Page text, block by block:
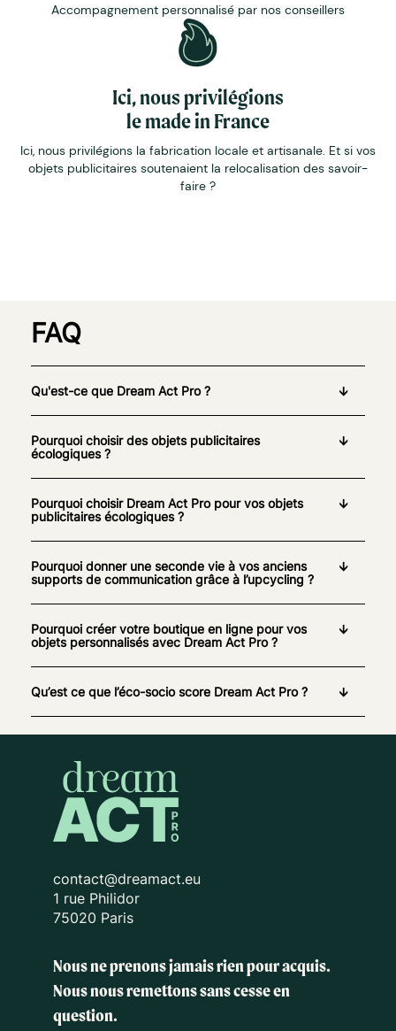
Accompagnement personnalisé par nos conseillers
Ici, nous privilégions
le made in France
Ici, nous privilégions la fabrication locale et artisanale. Et si vos
objets publicitaires soutenaient la relocalisation des savoir-
faire ?
FAQ
Qu'est-ce que Dream Act Pro ?
Pourquoi choisir des objets publicitaires
écologiques ?
Pourquoi choisir Dream Act Pro pour vos objets
publicitaires écologiques ?
Pourquoi donner une seconde vie à vos anciens
supports de communication grâce à l’upcycling ?
Pourquoi créer votre boutique en ligne pour vos
objets personnalisés avec Dream Act Pro ?
Qu’est ce que l’éco-socio score Dream Act Pro ?
contact@dreamact.eu
1 rue Philidor
75020 Paris
Nous ne prenons jamais rien pour acquis.
Nous nous remettons sans cesse en
question.